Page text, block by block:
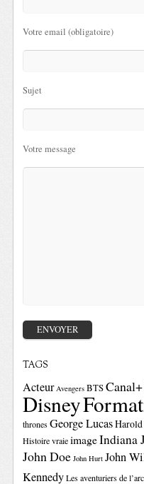
Votre email (obligatoire)
Sujet
Votre message
TAGS
Acteur Avengers BTSCanal+
Disney
thrones George Lucas
Histoire vraie imageIndiana
John Doe John Hurt John
Kennedy Les aventuriers de